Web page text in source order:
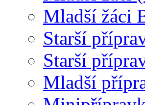
Mladší žáci
Starší
Starší
Mladší